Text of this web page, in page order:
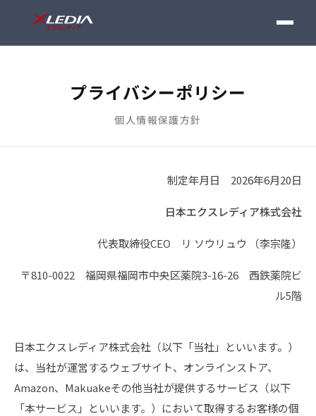
製品技術
プライバシーポリシー
個人情報保護方針
制定年月日 2026年6月20日
日本エクスレディア株式会社
代表取締役CEO リ ソウリュウ （李宗隆）
〒810-0022 福岡県福岡市中央区薬院3-16-26 西鉄薬院ビ
ル5階
日本エクスレディア株式会社（以下「当社」といいます。）
は、当社が運営するウェブサイト、オンラインストア、
Amazon、Makuakeその他当社が提供するサービス（以下
「本サービス」といいます。）において取得するお客様の個